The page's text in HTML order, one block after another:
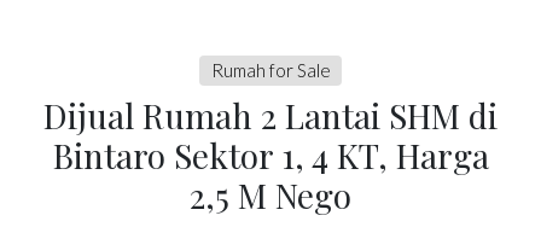
Rumah for Sale
Dijual Rumah 2 Lantai SHM di
Bintaro Sektor 1, 4 KT, Harga
2,5 M Nego